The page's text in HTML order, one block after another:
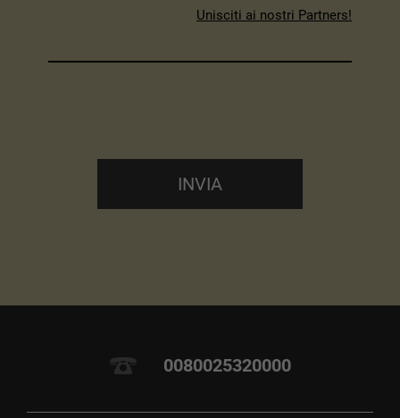
Unisciti ai nostri Partners!
INVIA
0080025320000